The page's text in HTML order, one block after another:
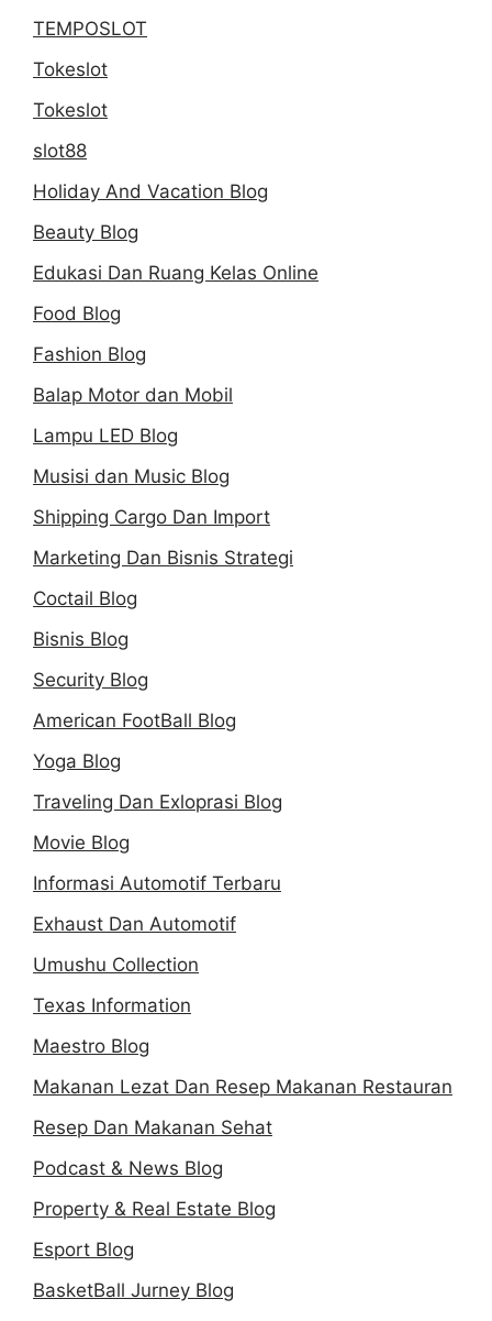
TEMPOSLOT
Tokeslot
Tokeslot
slot88
Holiday And Vacation Blog
Beauty Blog
Edukasi Dan Ruang Kelas Online
Food Blog
Fashion Blog
Balap Motor dan Mobil
Lampu LED Blog
Musisi dan Music Blog
Shipping Cargo Dan Import
Marketing Dan Bisnis Strategi
Coctail Blog
Bisnis Blog
Security Blog
American FootBall Blog
Yoga Blog
Traveling Dan Exloprasi Blog
Movie Blog
Informasi Automotif Terbaru
Exhaust Dan Automotif
Umushu Collection
Texas Information
Maestro Blog
Makanan Lezat Dan Resep Makanan Restauran
Resep Dan Makanan Sehat
Podcast & News Blog
Property & Real Estate Blog
Esport Blog
BasketBall Jurney Blog